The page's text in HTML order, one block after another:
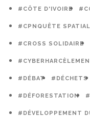
#CÔTE D'IVOIRE
#CPNQUÊTE
#CROSS SOLIDAIRE
#DÉBAT #DÉCHETS
#DÉFORESTATION
#DÉVELOPPEMENT